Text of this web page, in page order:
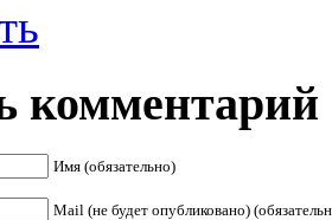
комментарий
Имя (обязательно)
Mail (не будет опубликовано)